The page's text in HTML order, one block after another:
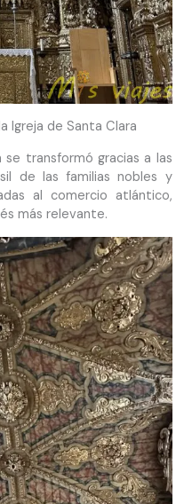
Igreja de Santa Clara
se transformó gracias a las
de las familias nobles y
al comercio atlántico,
más relevante.